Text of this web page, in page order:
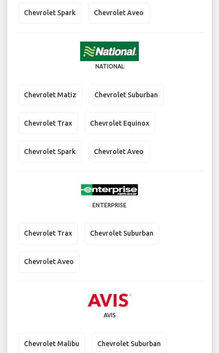
Chevrolet Spark Chevrolet Aveo
NATIONAL
Chevrolet Matiz Chevrolet Suburban
Chevrolet Trax Chevrolet Equinox
Chevrolet Spark Chevrolet Aveo
ENTERPRISE
Chevrolet Trax Chevrolet Suburban
Chevrolet Aveo
AVIS
Chevrolet Malibu Chevrolet Suburban